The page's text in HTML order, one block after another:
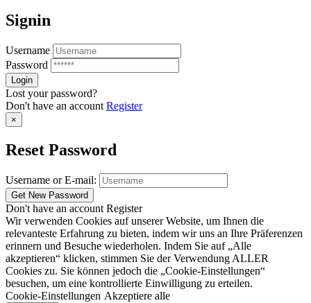
Signin
Username
Password
Lost your password?
Don't have an account Register
×
Reset Password
Username or E-mail:
Don't have an account Register
Wir verwenden Cookies auf unserer Website, um Ihnen die
relevanteste Erfahrung zu bieten, indem wir uns an Ihre Präferenzen
erinnern und Besuche wiederholen. Indem Sie auf „Alle
akzeptieren“ klicken, stimmen Sie der Verwendung ALLER
Cookies zu. Sie können jedoch die „Cookie-Einstellungen“
besuchen, um eine kontrollierte Einwilligung zu erteilen.
Cookie-Einstellungen Akzeptiere alle